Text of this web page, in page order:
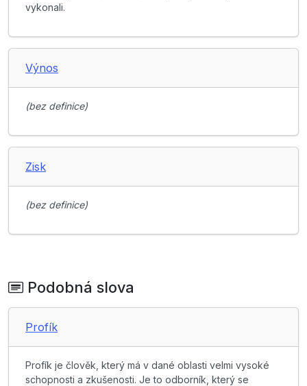
vykonali.
Výnos
(bez definice)
Zisk
(bez definice)
Podobná slova
Profík
Profík je člověk, který má v dané oblasti velmi vysoké
schopnosti a zkušenosti. Je to odborník, který se